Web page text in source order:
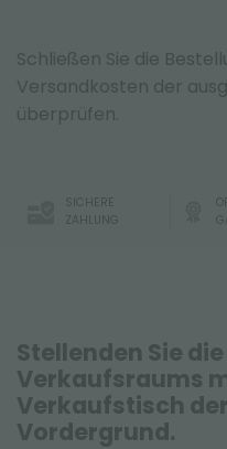
Schließen Sie die
Versandkosten der
überprüfen.
SICHERE
ZAHLUNG
Stellenden Sie
Verkaufsraums
Verkaufstisch
Vordergrund.